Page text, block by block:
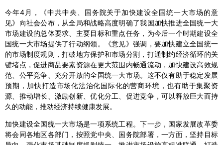
今年4月，《中共中央、国务院关于加快建设全国统一大市场的意
见》向社会公布，从全局和战略高度明确了我国加快推进全国统一大
市场建设的总体要求、主要目标和重点任务，为今后一个时期建设全
国统一大市场提供了行动纲领。《意见》强调，要加快建立全国统一
的市场制度规则，打破地方保护和市场分割，打通制约经济循环的关
键堵点，促进商品要素资源在更大范围内畅通流动，加快建设高效规
范、公平竞争、充分开放的全国统一大市场。这不仅有助于稳定发展
预期，加快打造市场化法治化国际化的营商环境，也有助于集聚资
源、推动增长、激励创新、优化分工、促进竞争，可以释放巨大而持
久的动能，推动经济持续健康发展。
加快建设全国统一大市场是一项系统工程。下一步，国家发展改革委
将会同各地区各部门，按照党中央、国务院部署，一方面，坚持目标